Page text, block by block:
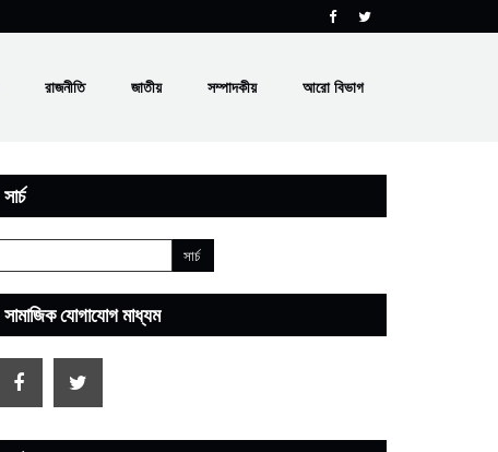
রাজনীতি জাতীয় সম্পাদকীয় আরো বিভাগ
সার্চ
সামাজিক যোগাযোগ মাধ্যম